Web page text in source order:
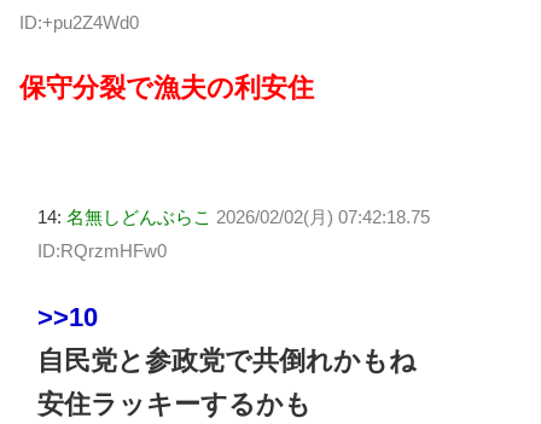
ID:+pu2Z4Wd0
保守分裂で漁夫の利安住
14: 名無しどんぶらこ 2026/02/02(月) 07:42:18.75
ID:RQrzmHFw0
>>10
自民党と参政党で共倒れかもね
安住ラッキーするかも